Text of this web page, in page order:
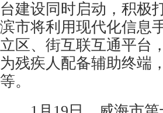
台建设同时启动，积极
滨市将利用现代化信息
立区、街互联互通平台
为残疾人配备辅助终端
等。